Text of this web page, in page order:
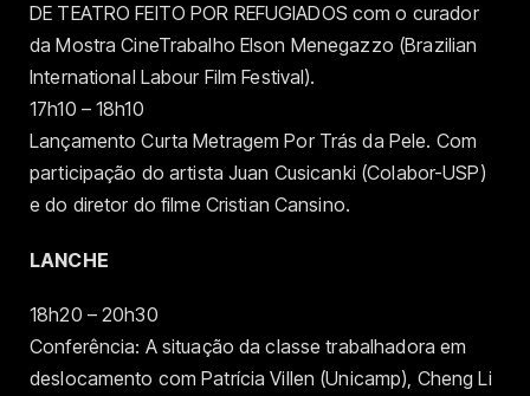
DE TEATRO FEITO POR REFUGIADOS com o curador
da Mostra CineTrabalho Elson Menegazzo (Brazilian
International Labour Film Festival).
17h10 – 18h10
Lançamento Curta Metragem Por Trás da Pele. Com
participação do artista Juan Cusicanki (Colabor-USP)
e do diretor do filme Cristian Cansino.
LANCHE
18h20 – 20h30
Conferência: A situação da classe trabalhadora em
deslocamento com Patrícia Villen (Unicamp), Cheng Li